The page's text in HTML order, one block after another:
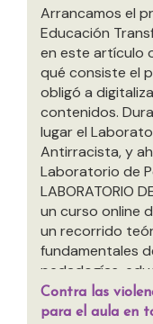
Arrancamos el
Educación
en este artículo
qué consiste el
obligó a
contenidos.
lugar el
Antirracista, y
Laboratorio de
LABORATORIO
un curso online
un recorrido
fundamentales
pedadogías,
interseccionales.
22, 27 y 29 de
Contra las
para el aula en